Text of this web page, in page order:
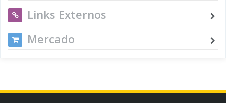
Links Externos
Mercado